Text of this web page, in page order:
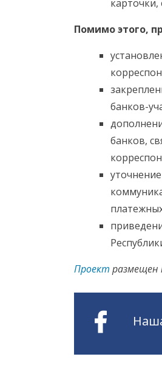
карточки,
Помимо этого,
банков-
банков,
Проект размещен